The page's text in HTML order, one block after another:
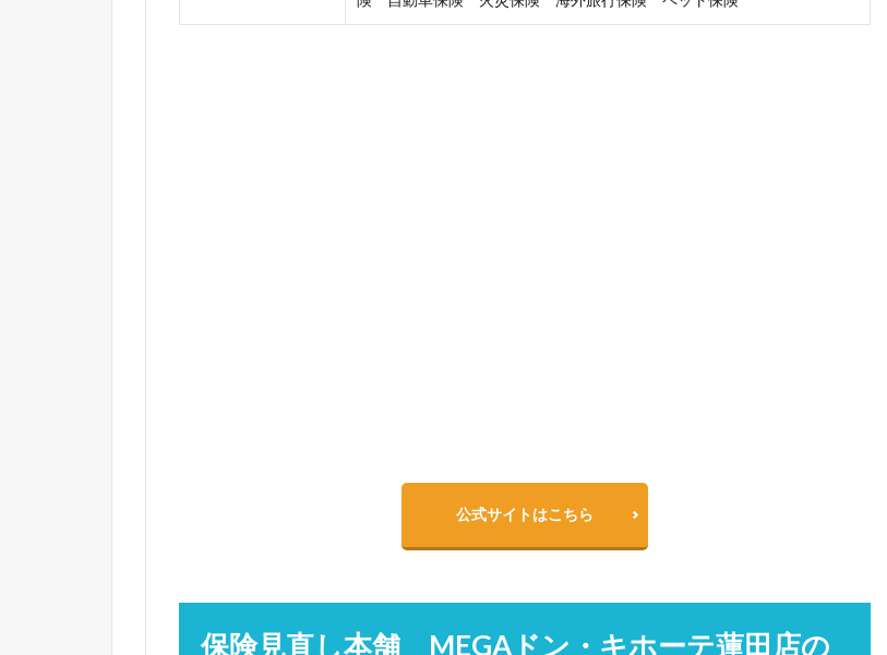
公式サイトはこちら
保険見直し本舗 MEGAドン・キホーテ蓮田店の